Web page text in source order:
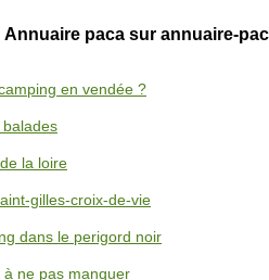
Annuaire paca sur annuaire-
en vendée ?
la loire
gilles-croix-de-vie
dans le perigord noir
ne pas manquer